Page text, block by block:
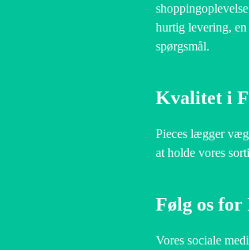
hurtig levering,
spørgsmål.
Kvalitet i
Pieces lægger
at holde vores
Følg os
Vores sociale